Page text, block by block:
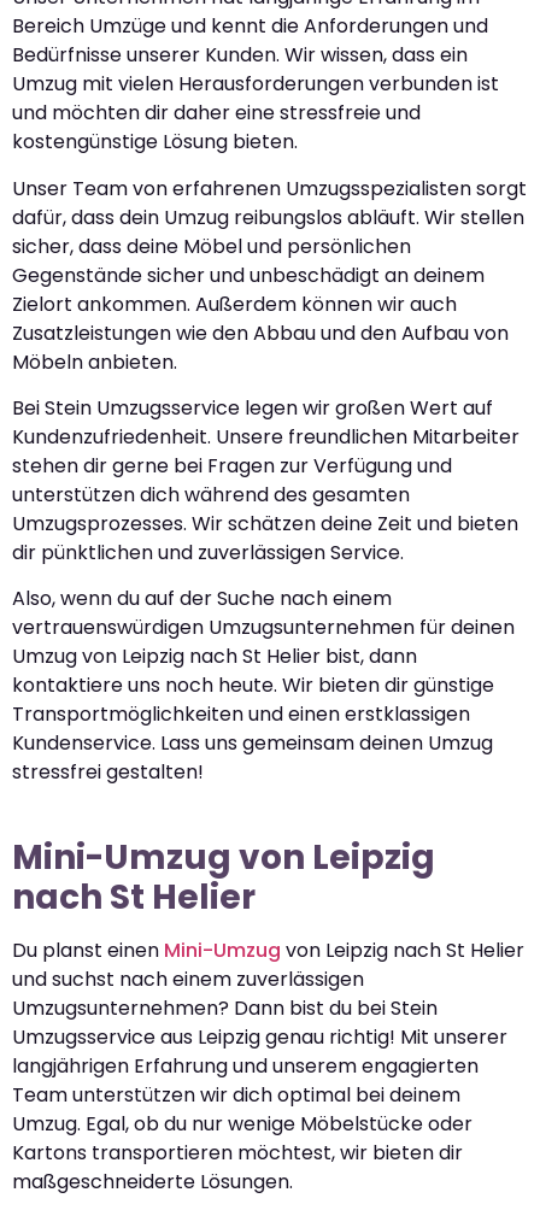
Bereich Umzüge und kennt die Anforderungen und
Bedürfnisse unserer Kunden. Wir wissen, dass ein
Umzug mit vielen Herausforderungen verbunden ist
und möchten dir daher eine stressfreie und
kostengünstige Lösung bieten.
Unser Team von erfahrenen Umzugsspezialisten sorgt
dafür, dass dein Umzug reibungslos abläuft. Wir stellen
sicher, dass deine Möbel und persönlichen
Gegenstände sicher und unbeschädigt an deinem
Zielort ankommen. Außerdem können wir auch
Zusatzleistungen wie den Abbau und den Aufbau von
Möbeln anbieten.
Bei Stein Umzugsservice legen wir großen Wert auf
Kundenzufriedenheit. Unsere freundlichen Mitarbeiter
stehen dir gerne bei Fragen zur Verfügung und
unterstützen dich während des gesamten
Umzugsprozesses. Wir schätzen deine Zeit und bieten
dir pünktlichen und zuverlässigen Service.
Also, wenn du auf der Suche nach einem
vertrauenswürdigen Umzugsunternehmen für deinen
Umzug von Leipzig nach St Helier bist, dann
kontaktiere uns noch heute. Wir bieten dir günstige
Transportmöglichkeiten und einen erstklassigen
Kundenservice. Lass uns gemeinsam deinen Umzug
stressfrei gestalten!
Mini-Umzug von Leipzig
nach St Helier
Du planst einen Mini-Umzug von Leipzig nach St Helier
und suchst nach einem zuverlässigen
Umzugsunternehmen? Dann bist du bei Stein
Umzugsservice aus Leipzig genau richtig! Mit unserer
langjährigen Erfahrung und unserem engagierten
Team unterstützen wir dich optimal bei deinem
Umzug. Egal, ob du nur wenige Möbelstücke oder
Kartons transportieren möchtest, wir bieten dir
maßgeschneiderte Lösungen.